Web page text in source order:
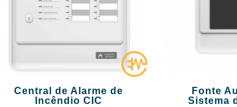
Central de Alarme de
Incêndio CIC
Fonte
Sistema